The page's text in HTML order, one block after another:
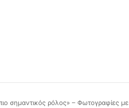
σημαντικός ρόλος» – Φωτογραφίες με